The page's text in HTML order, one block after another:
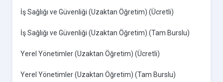
İş Sağlığı ve Güvenliği (Uzaktan Öğretim) (Ücretli)
İş Sağlığı ve Güvenliği (Uzaktan Öğretim) (Tam Burslu)
Yerel Yönetimler (Uzaktan Öğretim) (Ücretli)
Yerel Yönetimler (Uzaktan Öğretim) (Tam Burslu)